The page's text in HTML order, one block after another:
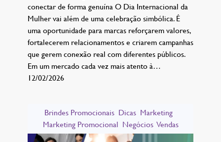
conectar de forma genuína O Dia Internacional da
Mulher vai além de uma celebração simbólica. É
uma oportunidade para marcas reforçarem valores,
fortalecerem relacionamentos e criarem campanhas
que gerem conexão real com diferentes públicos.
Em um mercado cada vez mais atento à…
12/02/2026
Brindes Promocionais Dicas Marketing
Marketing Promocional Negócios Vendas